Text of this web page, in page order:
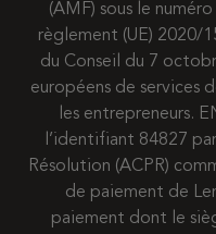
(AMF) sous le
règlement (UE) 2020/
du Conseil du 7
européens de services
les entrepreneurs.
l’identifiant 84827
Résolution (ACPR)
de paiement de
paiement dont le